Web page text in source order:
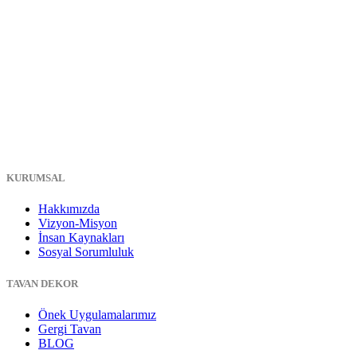
KURUMSAL
Hakkımızda
Vizyon-Misyon
İnsan Kaynakları
Sosyal Sorumluluk
TAVAN DEKOR
Önek Uygulamalarımız
Gergi Tavan
BLOG